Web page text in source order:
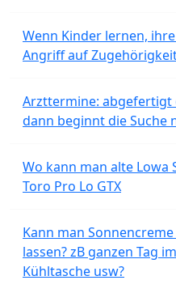
Wenn Kinder lernen,
Angriff auf
Arzttermine:
dann beginnt die Suche
Wo kann man alte Lowa
Toro Pro Lo GTX
Kann man
lassen? zB ganzen Tag
Kühltasche usw?